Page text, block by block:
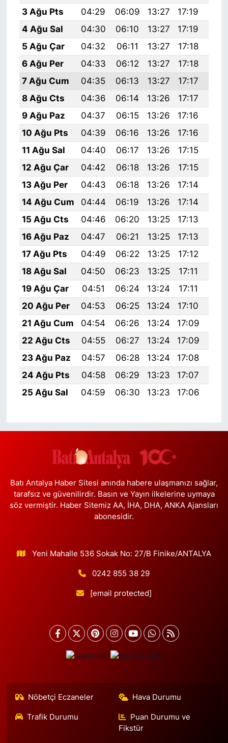
3 Ağu Pts
04:29 06:09 13:27 17:19
4 Ağu Sal
04:30 06:10 13:27 17:19
5 Ağu Çar
04:32 06:11 13:27 17:18
6 Ağu Per
04:33 06:12 13:27 17:18
7 Ağu Cum
04:35 06:13 13:27 17:17
8 Ağu Cts
04:36 06:14 13:26 17:17
9 Ağu Paz
04:37 06:15 13:26 17:16
10 Ağu Pts
04:39 06:16 13:26 17:16
11 Ağu Sal
04:40 06:17 13:26 17:15
12 Ağu Çar
04:42 06:18 13:26 17:15
13 Ağu Per
04:43 06:18 13:26 17:14
14 Ağu Cum
04:44 06:19 13:26 17:14
15 Ağu Cts
04:46 06:20 13:25 17:13
16 Ağu Paz
04:47 06:21 13:25 17:13
17 Ağu Pts
04:49 06:22 13:25 17:12
18 Ağu Sal
04:50 06:23 13:25 17:11
19 Ağu Çar
04:51 06:24 13:24 17:11
20 Ağu Per
04:53 06:25 13:24 17:10
21 Ağu Cum
04:54 06:26 13:24 17:09
22 Ağu Cts
04:55 06:27 13:24 17:09
23 Ağu Paz
04:57 06:28 13:24 17:08
24 Ağu Pts
04:58 06:29 13:23 17:07
25 Ağu Sal
04:59 06:30 13:23 17:06
Batı Antalya Haber Sitesi anında habere ulaşmanızı sağlar,
tarafsız ve güvenilirdir. Basın ve Yayın ilkelerine uymaya
söz vermiştir. Haber Sitemiz AA, İHA, DHA, ANKA Ajansları
abonesidir.
Yeni Mahalle 536 Sokak No: 27/B Finike/ANTALYA
0242 855 38 29
[email protected]
Nöbetçi Eczaneler Hava Durumu
Trafik Durumu
Puan Durumu ve
Fikstür